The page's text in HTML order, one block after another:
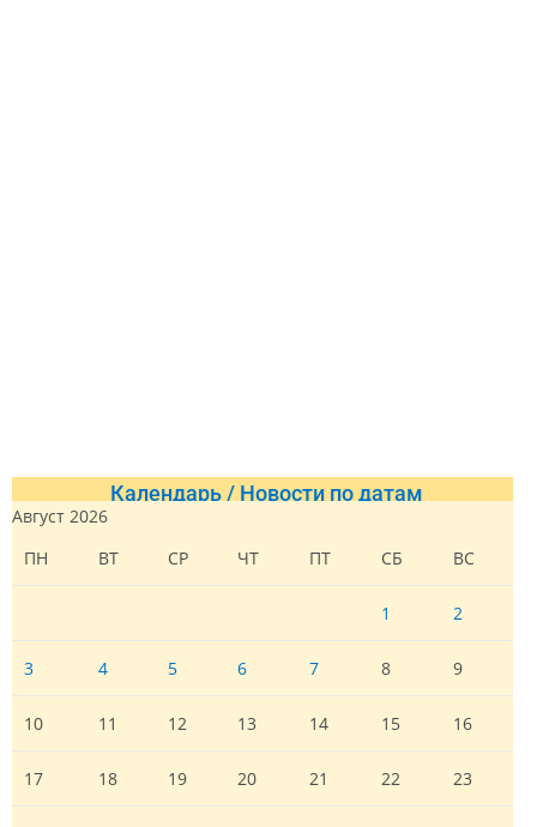
Календарь / Новости по датам
Август 2026
ПН
ВТ СР ЧТ ПТ СБ ВС
1 2
3 4 5 6 7 8 9
10 11 12 13 14 15 16
17 18 19 20 21 22 23